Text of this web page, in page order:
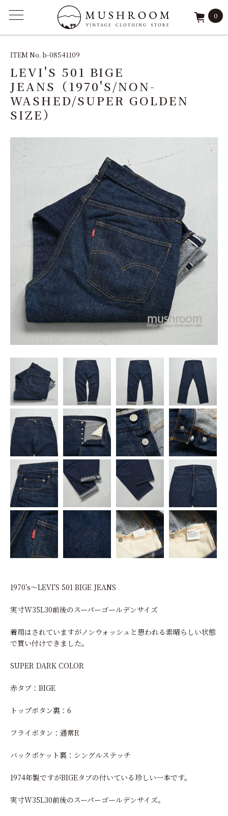
FEATURE
ARCHIVE
SOLD
REPAIR
MY ACCOUNT
0
ITEM No. b-08541109
LEVI'S 501 BIGE
JEANS（1970'S/NON-
WASHED/SUPER GOLDEN
SIZE）
1970's～LEVI'S 501 BIGE JEANS
実寸W35L30前後のスーパーゴールデンサイズ
着用はされていますがノンウォッシュと思われる素晴らしい状態
で買い付けできました。
SUPER DARK COLOR
赤タブ：BIGE
トップボタン裏：6
フライボタン：通常R
バックポケット裏：シングルステッチ
1974年製ですがBIGEタブの付いている珍しい一本です。
実寸W35L30前後のスーパーゴールデンサイズ。